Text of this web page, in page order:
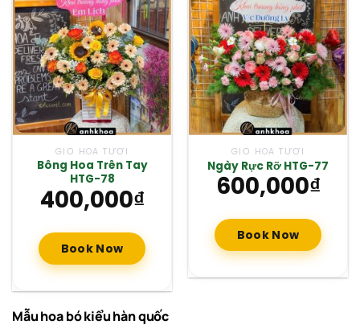
GIỎ HOA TƯƠI
Bông Hoa Trên Tay
HTG-78
400,000₫
Book Now
GIỎ HOA TƯƠI
Ngày Rực Rỡ HTG-77
600,000₫
Book Now
Mẫu hoa bó kiểu hàn quốc